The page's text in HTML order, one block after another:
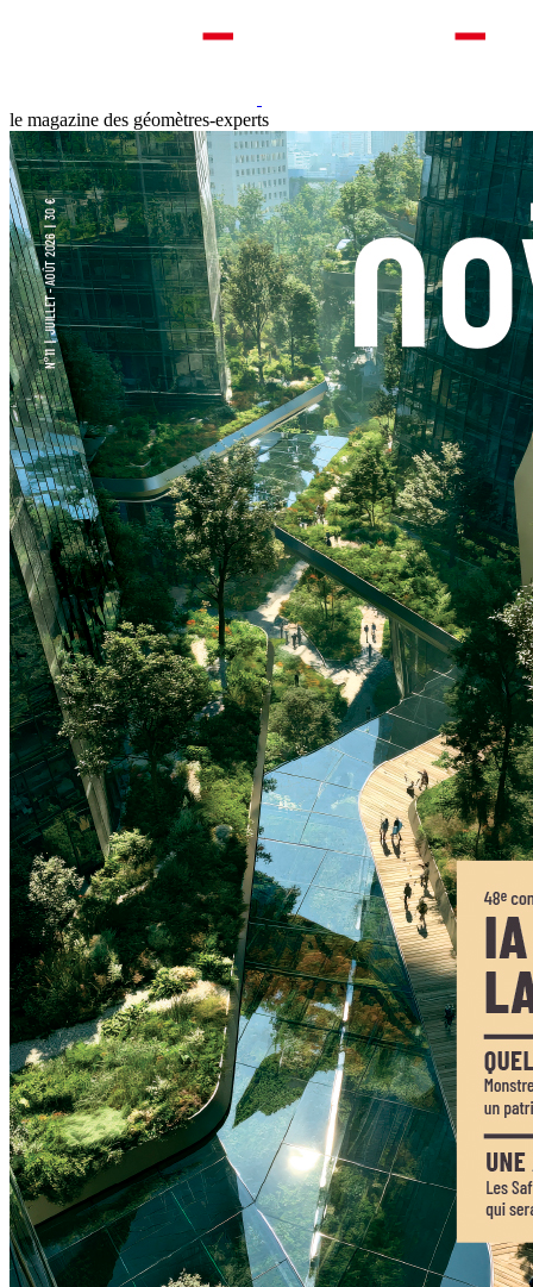
le magazine des géomètres-experts